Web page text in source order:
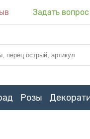
Задать вопрос
Розы